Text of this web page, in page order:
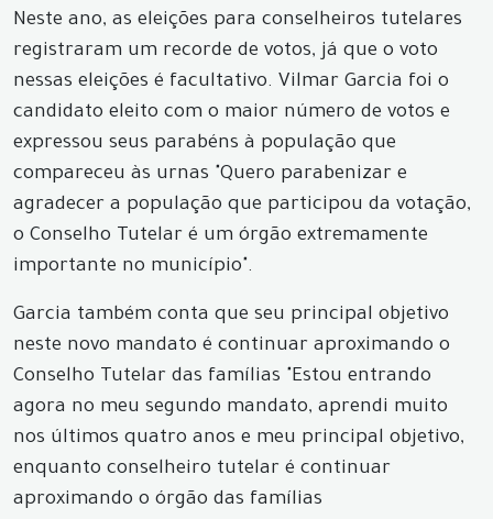
Neste ano, as eleições para conselheiros tutelares
registraram um recorde de votos, já que o voto
nessas eleições é facultativo. Vilmar Garcia foi o
candidato eleito com o maior número de votos e
expressou seus parabéns à população que
compareceu às urnas "Quero parabenizar e
agradecer a população que participou da votação,
o Conselho Tutelar é um órgão extremamente
importante no município".
Garcia também conta que seu principal objetivo
neste novo mandato é continuar aproximando o
Conselho Tutelar das famílias "Estou entrando
agora no meu segundo mandato, aprendi muito
nos últimos quatro anos e meu principal objetivo,
enquanto conselheiro tutelar é continuar
aproximando o órgão das famílias